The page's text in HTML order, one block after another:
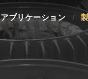
アプリケーション